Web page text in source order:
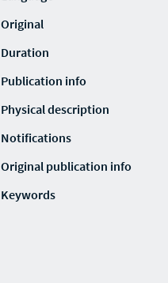
Original
Duration
Publication info
Physical description
Notifications
Original publication info
Keywords